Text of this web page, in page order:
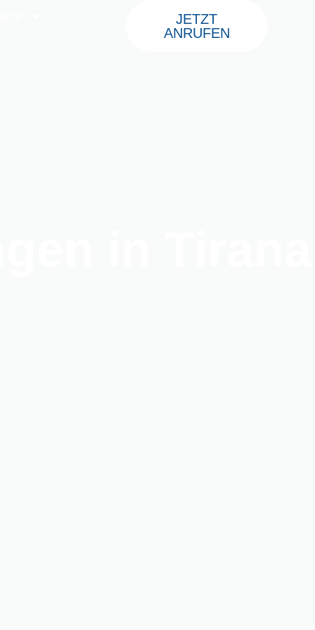
JETZT
ANRUFEN